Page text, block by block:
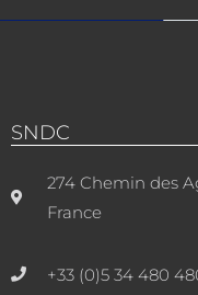
SNDC
274 Chemin des
France
+33 (0)5 34 480